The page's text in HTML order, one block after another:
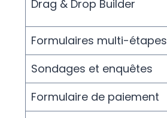
Drag & Drop Builder
Formulaires multi-étapes
Sondages et enquêtes
Formulaire de paiement